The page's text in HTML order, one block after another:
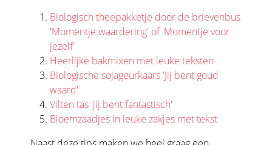
Biologisch theepakketje door de brievenbus
'Momentje waardering' of 'Momentje voor
jezelf'
Heerlijke bakmixen met leuke teksten
Biologische sojageurkaars 'Jij bent goud
waard'
Vilten tas 'jij bent fantastisch'
Bloemzaadjes in leuke zakjes met tekst